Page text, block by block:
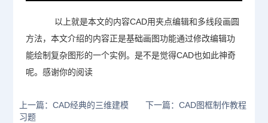
以上就是本文的内容CAD用夹点编辑和多线段画圆
方法，本文介绍的内容正是基础画图功能通过修改编辑功
能绘制复杂图形的一个实例。是不是觉得CAD也如此神奇
呢。感谢你的阅读
上一篇：CAD经典的三维建模
习题
下一篇：CAD图框制作教程